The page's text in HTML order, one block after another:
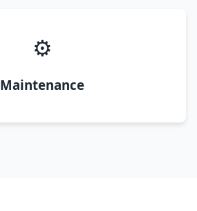
⚙️
Maintenance